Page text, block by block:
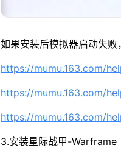
如果安装后模拟器启动失败
https://mumu.163.com/
https://mumu.163.com/
https://mumu.163.com/
3.安装星际战甲-Warframe